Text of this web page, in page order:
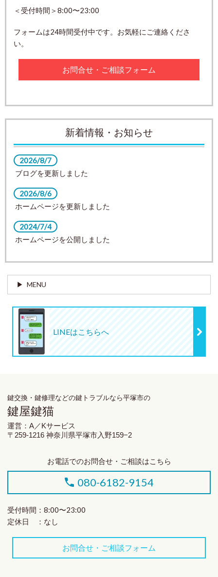
＜受付時間＞8:00〜23:00
フォームは24時間受付中です。お気軽にご連絡くださ
い。
お問合せ・ご相談フォーム
新着情報・お知らせ
2026/8/7
ブログを更新しました
2026/8/6
ホームページを更新しました
2024/7/4
ホームページを公開しました
MENU
LINEはこちらへ
鍵交換・鍵修理などの鍵トラブルなら平塚市の
鍵屋鍵猫
運営：A／Kサービス
〒259-1216 神奈川県平塚市入野159−2
お電話でのお問合せ・ご相談はこちら
080-6182-9154
受付時間：8:00〜23:00
定休日 ：なし
お問合せ・ご相談フォーム